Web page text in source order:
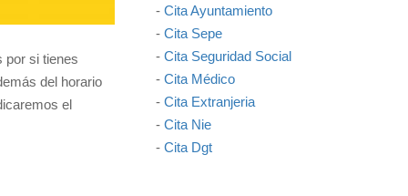
por si tienes
del horario
el
- Cita Ayuntamiento
- Cita Sepe
- Cita Seguridad Social
- Cita Médico
- Cita Extranjeria
- Cita Nie
- Cita Dgt